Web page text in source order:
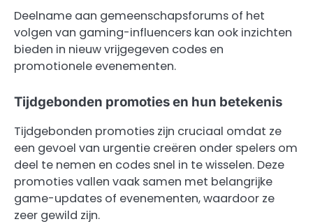
Deelname aan gemeenschapsforums of het
volgen van gaming-influencers kan ook inzichten
bieden in nieuw vrijgegeven codes en
promotionele evenementen.
Tijdgebonden promoties en hun betekenis
Tijdgebonden promoties zijn cruciaal omdat ze
een gevoel van urgentie creëren onder spelers om
deel te nemen en codes snel in te wisselen. Deze
promoties vallen vaak samen met belangrijke
game-updates of evenementen, waardoor ze
zeer gewild zijn.